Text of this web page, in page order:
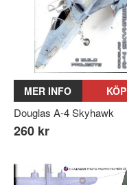
MER INFO KÖP
Douglas A-4 Skyhawk
260 kr